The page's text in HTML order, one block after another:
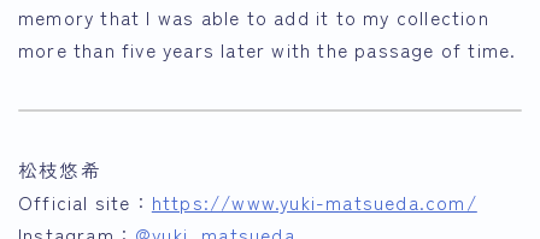
memory that I was able to add it to my collection
more than five years later with the passage of time.
松枝悠希
Official site： https://www.yuki-matsueda.com/